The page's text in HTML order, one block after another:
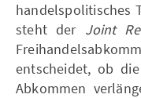
handelspolitisches
steht der Joint
entscheidet, ob
Abkommen